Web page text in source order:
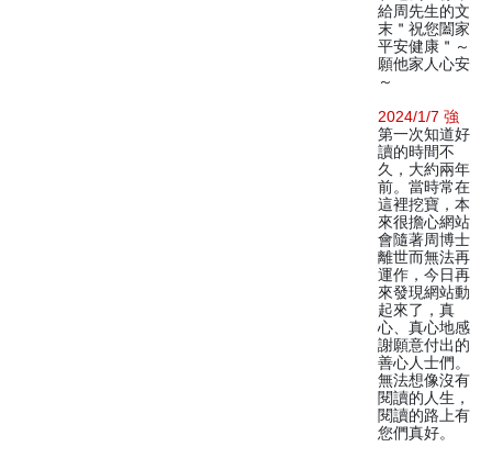
給周先生的文
末＂祝您闔家
平安健康＂～
願他家人心安
～
2024/1/7 強
第一次知道好
讀的時間不
久，大約兩年
前。當時常在
這裡挖寶，本
來很擔心網站
會隨著周博士
離世而無法再
運作，今日再
來發現網站動
起來了，真
心、真心地感
謝願意付出的
善心人士們。
無法想像沒有
閱讀的人生，
閱讀的路上有
您們真好。